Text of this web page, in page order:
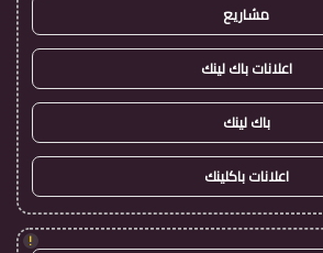
مشاريع
اعلانات باك لينك
باك لينك
اعلانات باكلينك
!